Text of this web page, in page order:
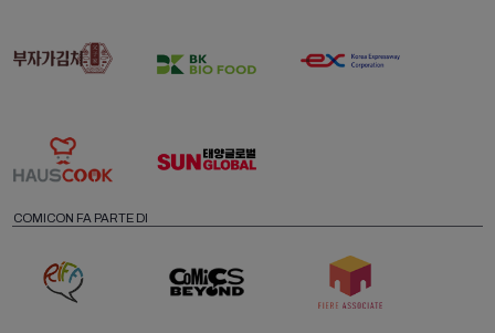
COMICON FA PARTE DI